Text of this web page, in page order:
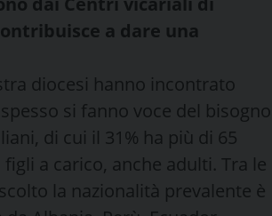
a dare una
diocesi hanno incontrato
si fanno voce del bisogno
di cui il 31% ha più di 65
a carico, anche adulti. Tra le
la nazionalità prevalente è